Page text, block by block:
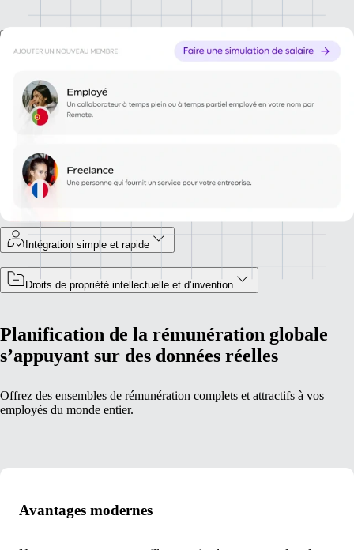
Simplification de la paie et de la fiscalité
Gérez la paie et remplissez vos obligations fiscales partout
dans le monde, en toute simplicité.
Proposez des avantages compétitifs afin d’attirer et de fidéliser les
Intégration simple et rapide
Droits de propriété intellectuelle et d’invention
Planification de la rémunération globale
s’appuyant sur des données réelles
Offrez des ensembles de rémunération complets et attractifs à vos
employés du monde entier.
Avantages modernes